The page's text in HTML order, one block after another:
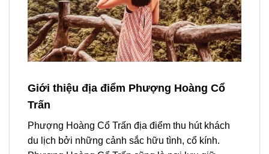
Giới thiệu địa điểm Phượng Hoàng Cổ
Trấn
Phượng Hoàng Cổ Trấn địa điểm thu hút khách
du lịch bởi những cảnh sắc hữu tình, cổ kính.